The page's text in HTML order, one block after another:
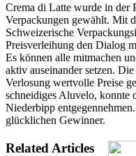
Crema di Latte wurde in der
Verpackungen gewählt. Mit
Schweizerische
Preisverleihung den Dialog
Es können alle mitmachen
aktiv auseinander setzen.
Verlosung wertvolle Preise
schneidiges Aluvelo, konnte
Niederbipp
glücklichen Gewinner.
Related Articles